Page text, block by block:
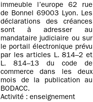
immeuble l’europe 62 rue
de Bonnel 69003 Lyon. Les
déclarations des créances
sont à adresser au
mandataire judiciaire ou sur
le portail électronique prévu
par les articles L. 814–2 et
L. 814–13 du code de
commerce dans les deux
mois de la publication au
BODACC.
Activité : enseignement